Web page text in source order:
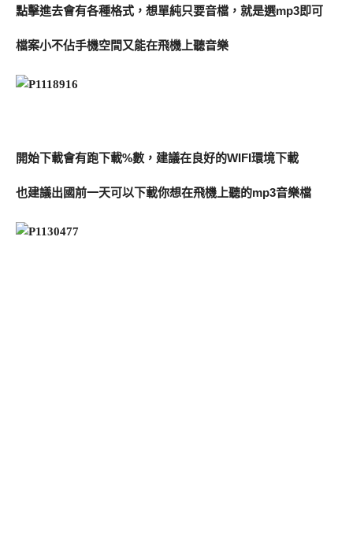
點擊進去會有各種格式，想單純只要音檔，就是選mp3即可
檔案小不佔手機空間又能在飛機上聽音樂
開始下載會有跑下載%數，建議在良好的WIFI環境下載
也建議出國前一天可以下載你想在飛機上聽的mp3音樂檔